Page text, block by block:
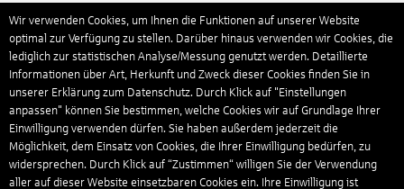
Wir verwenden Cookies, um Ihnen die Funktionen auf unserer Website
optimal zur Verfügung zu stellen. Darüber hinaus verwenden wir Cookies, die
lediglich zur statistischen Analyse/Messung genutzt werden. Detaillierte
Informationen über Art, Herkunft und Zweck dieser Cookies finden Sie in
unserer Erklärung zum Datenschutz. Durch Klick auf "Einstellungen
anpassen" können Sie bestimmen, welche Cookies wir auf Grundlage Ihrer
Einwilligung verwenden dürfen. Sie haben außerdem jederzeit die
Möglichkeit, dem Einsatz von Cookies, die Ihrer Einwilligung bedürfen, zu
widersprechen. Durch Klick auf “Zustimmen“ willigen Sie der Verwendung
aller auf dieser Website einsetzbaren Cookies ein. Ihre Einwilligung ist